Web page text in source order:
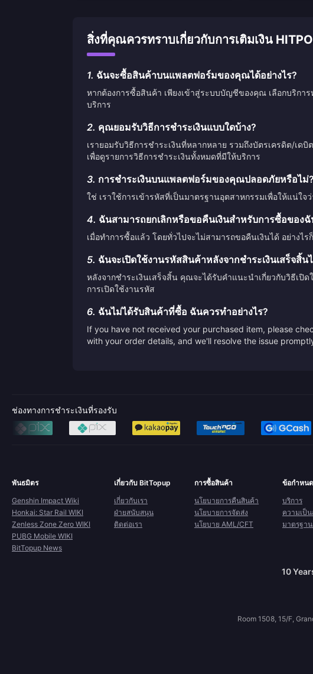
สิ่งที่คุณควรทราบเกี่ยวกับการเติมเงิน
1. ฉันจะซื้อสินค้าบนแพลตฟอร์มของคุณได้อย่างไร?
หากต้องการซื้อสินค้า เพียงเข้าสู่ระบบบัญชีของคุณ เลือกบริกา
บริการ
2. คุณยอมรับวิธีการชำระเงินแบบใดบ้าง?
เรายอมรับวิธีการชำระเงินที่หลากหลาย รวมถึงบัตรเครดิต/เด
เพื่อดูรายการวิธีการชำระเงินทั้งหมดที่มีให้บริการ
3. การชำระเงินบนแพลตฟอร์มของคุณปลอดภัยหรือไม่?
ใช่ เราใช้การเข้ารหัสที่เป็นมาตรฐานอุตสาหกรรมเพื่อให้แน่
4. ฉันสามารถยกเลิกหรือขอคืนเงินสำหรับการซื้อของ
เมื่อทำการซื้อแล้ว โดยทั่วไปจะไม่สามารถขอคืนเงินได้ อย่าง
5. ฉันจะเปิดใช้งานรหัสสินค้าหลังจากชำระเงินเสร็จสิ้น
หลังจากชำระเงินเสร็จสิ้น คุณจะได้รับคำแนะนำเกี่ยวกับวิธีเ
การเปิดใช้งานรหัส
6. ฉันไม่ได้รับสินค้าที่ซื้อ ฉันควรทำอย่างไร?
If you have not received your purchased item, please
with your order details, and we'll resolve the issue
ช่องทางการชำระเงินที่รองรับ
พันธมิตร
Genshin Impact Wiki
Honkai: Star Rail WIKI
Zenless Zone Zero WIKI
PUBG Mobile WIKI
BitTopup News
เกี่ยวกับ BitTopup
เกี่ยวกับเรา
ฝ่ายสนับสนุน
ติดต่อเรา
การซื้อสินค้า
นโยบายการคืนสินค้า
นโยบายการจัดส่ง
นโยบาย AML/CFT
ข้อกำหน
บริการ
ความเป็
มาตรฐา
10
Room 1508, 15/F,